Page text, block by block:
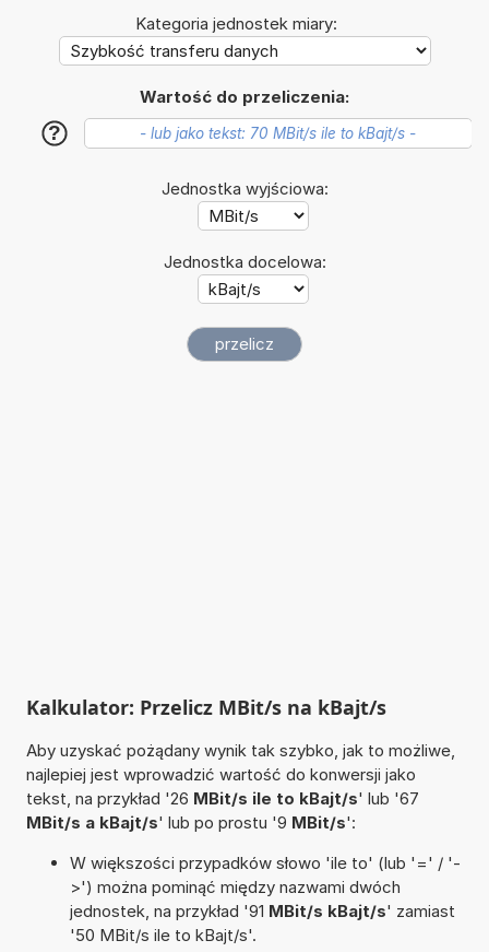
Kategoria jednostek miary:
Wartość do przeliczenia:
?
Jednostka wyjściowa:
Jednostka docelowa:
Kalkulator: Przelicz MBit/s na kBajt/s
Aby uzyskać pożądany wynik tak szybko, jak to możliwe,
najlepiej jest wprowadzić wartość do konwersji jako
tekst, na przykład '26 MBit/s ile to kBajt/s' lub '67
MBit/s a kBajt/s' lub po prostu '9 MBit/s':
W większości przypadków słowo 'ile to' (lub '=' / '-
>') można pominąć między nazwami dwóch
jednostek, na przykład '91 MBit/s kBajt/s' zamiast
'50 MBit/s ile to kBajt/s'.